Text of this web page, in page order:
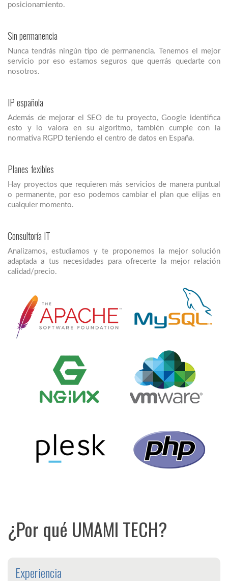
posicionamiento.
Sin permanencia
Nunca tendrás ningún tipo de permanencia. Tenemos el mejor
servicio por eso estamos seguros que querrás quedarte con
nosotros.
IP española
Además de mejorar el SEO de tu proyecto, Google identifica
esto y lo valora en su algoritmo, también cumple con la
normativa RGPD teniendo el centro de datos en España.
Planes fexibles
Hay proyectos que requieren más servicios de manera puntual
o permanente, por eso podemos cambiar el plan que elijas en
cualquier momento.
Consultoría IT
Analizamos, estudiamos y te proponemos la mejor solución
adaptada a tus necesidades para ofrecerte la mejor relación
calidad/precio.
¿Por qué UMAMI TECH?
Experiencia